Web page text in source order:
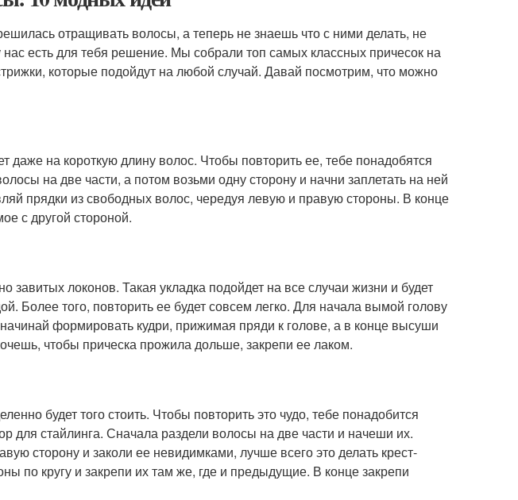
отращивать волосы, а теперь не знаешь что с ними делать, не
есть для тебя решение. Мы собрали топ самых классных причесок на
которые подойдут на любой случай. Давай посмотрим, что можно
даже на короткую длину волос. Чтобы повторить ее, тебе понадобятся
на две части, а потом возьми одну сторону и начни заплетать на ней
прядки из свободных волос, чередуя левую и правую стороны. В конце
с другой стороной.
завитых локонов. Такая укладка подойдет на все случаи жизни и будет
Более того, повторить ее будет совсем легко. Для начала вымой голову
формировать кудри, прижимая пряди к голове, а в конце высуши
чтобы прическа прожила дольше, закрепи ее лаком.
будет того стоить. Чтобы повторить это чудо, тебе понадобится
для стайлинга. Сначала раздели волосы на две части и начеши их.
сторону и заколи ее невидимками, лучше всего это делать крест-
по кругу и закрепи их там же, где и предыдущие. В конце закрепи